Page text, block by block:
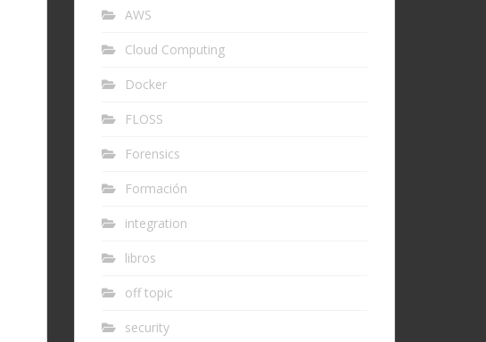
AWS
Cloud Computing
Docker
FLOSS
Forensics
Formación
integration
libros
off topic
security